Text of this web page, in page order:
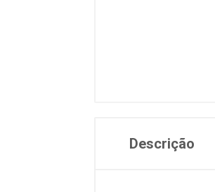
Descrição